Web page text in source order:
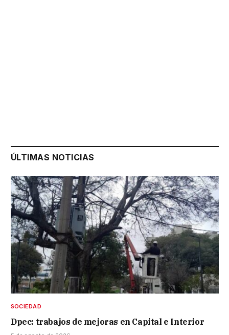
ÚLTIMAS NOTICIAS
SOCIEDAD
Dpec: trabajos de mejoras en Capital e Interior